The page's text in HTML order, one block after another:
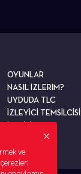
OYUNLAR
NASIL İZLERİM?
UYDUDA TLC
İZLEYİCİ TEMSİLCİSİ
İLETİŞİM
ve